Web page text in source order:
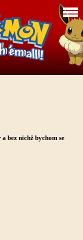
bez nichž bychom se